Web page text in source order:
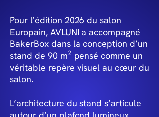
Pour l’édition 2026 du salon
Europain, AVLUNI a accompagné
BakerBox dans la conception d’un
stand de 90 m² pensé comme un
véritable repère visuel au cœur du
salon.
L’architecture du stand s’articule